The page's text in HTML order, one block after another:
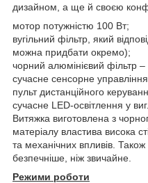
дизайном, а ще й своєю
мотор потужністю 100 Вт;
вугільний фільтр, який
можна придбати окремо);
чорний алюмінієвий фільтр –
сучасне сенсорне
пульт дистанційного
сучасне LED-освітлення у
Витяжка виготовлена з
матеріалу властива висока
та механічних впливів.
безпечніше, ніж звичайне.
Режими роботи